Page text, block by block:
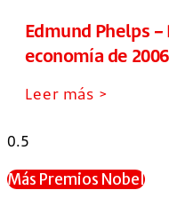
Edmund Phelps
economía de 2006
Leer más >
Más Premios Nobel